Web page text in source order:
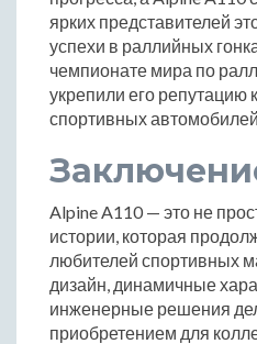
ярких представителей
успехи в раллийных
чемпионате мира по
укрепили его репутацию
спортивных
Alpine A110 — это не
истории, которая
любителей спортивных
дизайн, динамичные
инженерные решения
приобретением для